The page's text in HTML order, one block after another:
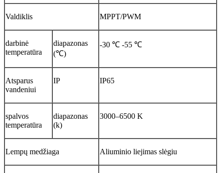
Valdiklis MPPT/PWM
darbinė
temperatūra
diapazonas
(℃)
-30 ℃ -55 ℃
Atsparus
vandeniui
IP IP65
spalvos
temperatūra
diapazonas
(k)
3000–6500 K
Lempų medžiaga Aliuminio liejimas slėgiu